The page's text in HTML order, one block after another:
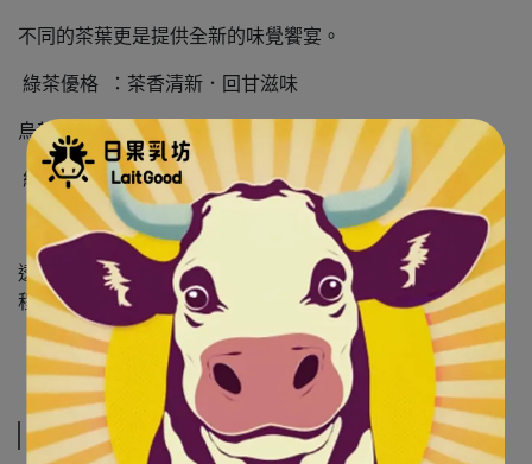
不同的茶葉更是提供全新的味覺饗宴。
綠茶優格 ：茶香清新．回甘滋味
烏龍茶優格：茶韻留香．成熟口感
紅茶優格 ：濃郁茶香．醇厚滋味
透過國立大學動物科學系教授多年研發技術：茶優格之製
程，單純使用天然茶葉與優質鮮奶生產出精品茶優格！
規格說明